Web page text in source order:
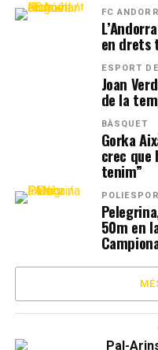
FC
en drets
ESPORT
Joan
de la
BÀSQUET
Gorka
crec que
tenim”
50m en